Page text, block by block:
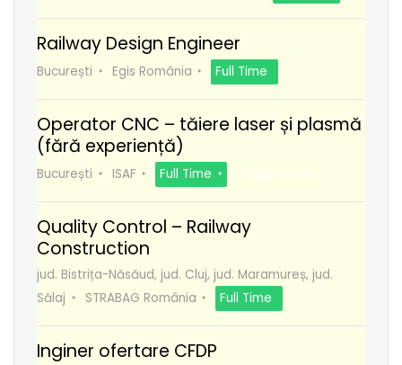
Railway Design Engineer
București Egis România Full Time
Operator CNC – tăiere laser și plasmă
(fără experiență)
București ISAF Full Time Recomanda
Quality Control – Railway
Construction
jud. Bistrița-Năsăud, jud. Cluj, jud. Maramureș, jud.
Sălaj
STRABAG România Full Time
Inginer ofertare CFDP